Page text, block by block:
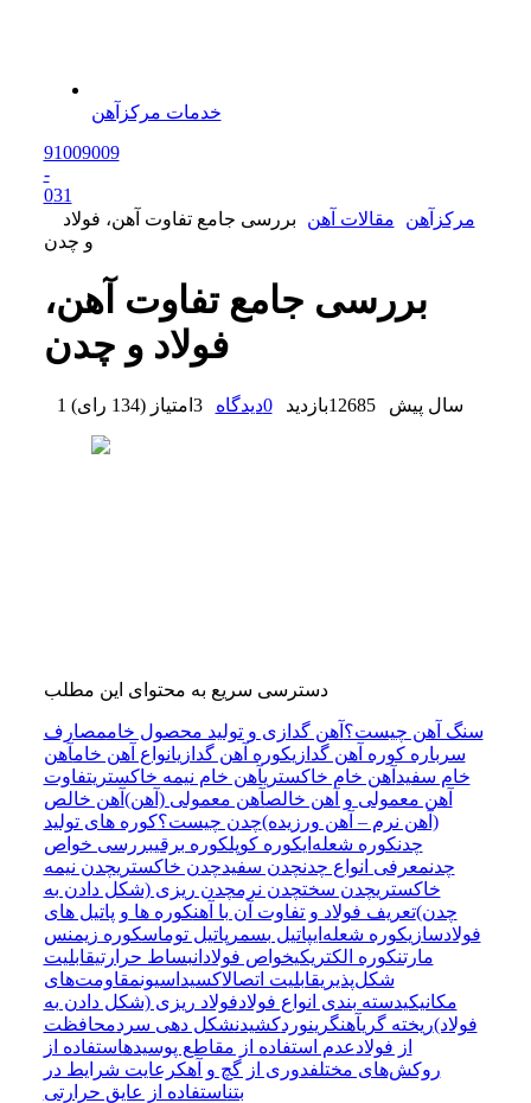
خدمات مرکزآهن
91009009
-
031
مرکزآهن
مقالات آهن
بررسی جامع تفاوت آهن، فولاد
و چدن
بررسی جامع تفاوت آهن،
فولاد و چدن
1 سال پیش 12685بازدید 0دیدگاه 3 امتیاز (134 رای )
دسترسی سریع به محتوای این مطلب
سنگ آهن چیست؟ آهن گدازی و تولید محصول خاممصارف
سرباره کوره آهن گدازیکوره آهن گدازیانواع آهن خامآهن
خام سفید آهن خام خاکستریآهن خام نیمه خاکستریتفاوت
آهن معمولی و آهن خالصآهن معمولی (آهن) آهن خالص
(آهن نرم – آهن ورزیده)چدن چیست؟کوره های تولید
چدنکوره شعله‌ایکوره کوپلکوره برقیبررسی خواص
چدنمعرفی انواع چدنچدن سفیدچدن خاکستریچدن نیمه
خاکستریچدن سختچدن نرمچدن ریزی (شکل دادن به
چدن)تعریف فولاد و تفاوت آن با آهنکوره ها و پاتیل های
فولادسازیکوره شعله‌ایپاتیل بسمر پاتیل توماسکوره زیمنس
مارتنکوره الکتریکیخواص فولاد انبساط حرارتیقابلیت
شکل‌پذیریقابلیت اتصالاکسیداسیونمقاومت‌های
مکانیکیدسته بندی انواع فولادفولاد ریزی (شکل دادن به
فولاد)ریخته گریآهنگرینوردکشیدنشکل دهی سردمحافظت
از فولادعدم استفاده از مقاطع پوسیدهاستفاده از
روکش‌های مختلفدوری از گچ و آهکرعایت شرایط در
بتناستفاده از عایق حرارتی